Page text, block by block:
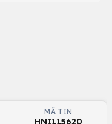
MÃ TIN
HNI115620